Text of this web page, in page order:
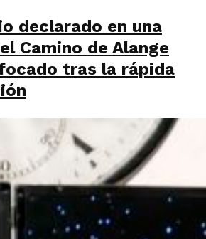
declarado en una
Camino de Alange
tras la rápida